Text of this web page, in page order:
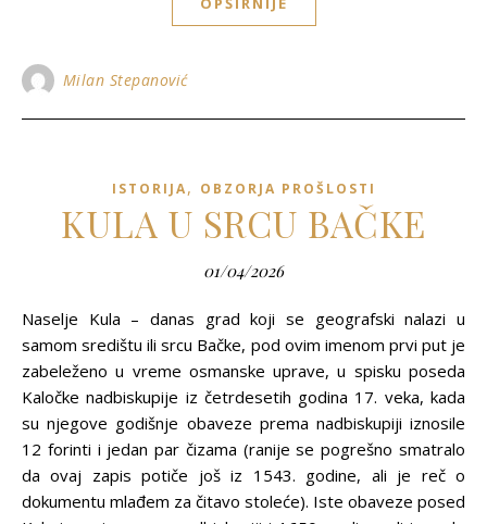
Milan Stepanović
ISTORIJA, OBZORJA PROŠLOSTI
KULA U SRCU BAČKE
01/04/2026
Naselje Kula – danas grad koji se geografski nalazi u
samom središtu ili srcu Bačke, pod ovim imenom prvi put je
zabeleženo u vreme osmanske uprave, u spisku poseda
Kaločke nadbiskupije iz četrdesetih godina 17. veka, kada
su njegove godišnje obaveze prema nadbiskupiji iznosile
12 forinti i jedan par čizama (ranije se pogrešno smatralo
da ovaj zapis potiče još iz 1543. godine, ali je reč o
dokumentu mlađem za čitavo stoleće). Iste obaveze posed